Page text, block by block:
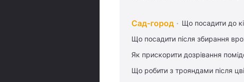
Сад-город Що посадити до
Що посадити після збирання
Як прискорити дозрівання
Що робити з трояндами після